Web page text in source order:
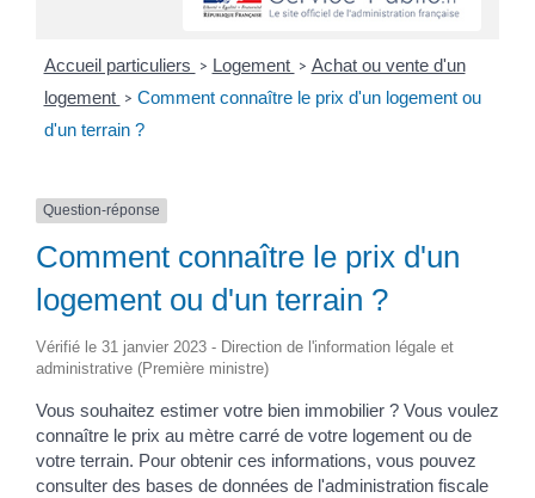
Accueil particuliers > Logement > Achat ou vente d'un
logement > Comment connaître le prix d'un logement ou
d'un terrain ?
Question-réponse
Comment connaître le prix d'un
logement ou d'un terrain ?
Vérifié le 31 janvier 2023 - Direction de l'information légale et
administrative (Première ministre)
Vous souhaitez estimer votre bien immobilier ? Vous voulez
connaître le prix au mètre carré de votre logement ou de
votre terrain. Pour obtenir ces informations, vous pouvez
consulter des bases de données de l'administration fiscale